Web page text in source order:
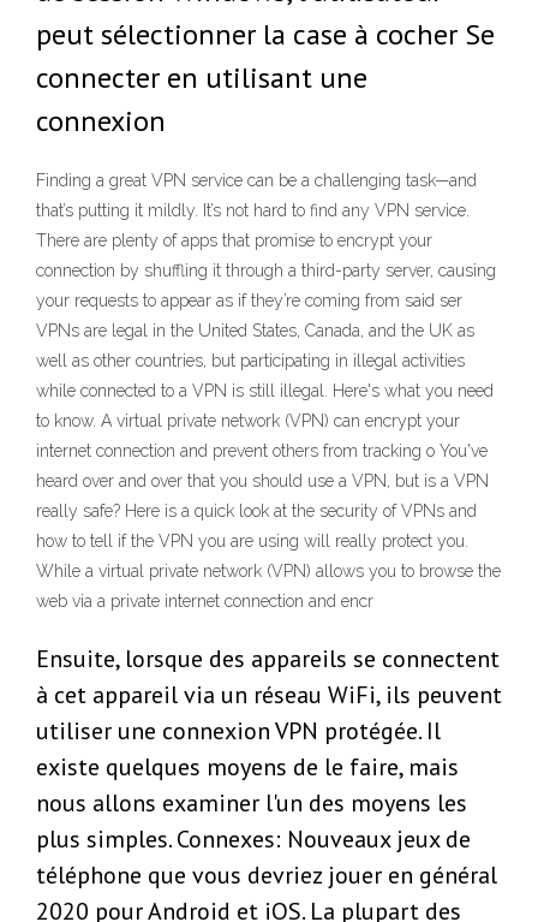
peut sélectionner la case à cocher Se
connecter en utilisant une
connexion
Finding a great VPN service can be a challenging task—and
that’s putting it mildly. It’s not hard to find any VPN service.
There are plenty of apps that promise to encrypt your
connection by shuffling it through a third-party server, causing
your requests to appear as if they’re coming from said ser
VPNs are legal in the United States, Canada, and the UK as
well as other countries, but participating in illegal activities
while connected to a VPN is still illegal. Here's what you need
to know. A virtual private network (VPN) can encrypt your
internet connection and prevent others from tracking o You've
heard over and over that you should use a VPN, but is a VPN
really safe? Here is a quick look at the security of VPNs and
how to tell if the VPN you are using will really protect you.
While a virtual private network (VPN) allows you to browse the
web via a private internet connection and encr
Ensuite, lorsque des appareils se connectent
à cet appareil via un réseau WiFi, ils peuvent
utiliser une connexion VPN protégée. Il
existe quelques moyens de le faire, mais
nous allons examiner l'un des moyens les
plus simples. Connexes: Nouveaux jeux de
téléphone que vous devriez jouer en général
2020 pour Android et iOS. La plupart des